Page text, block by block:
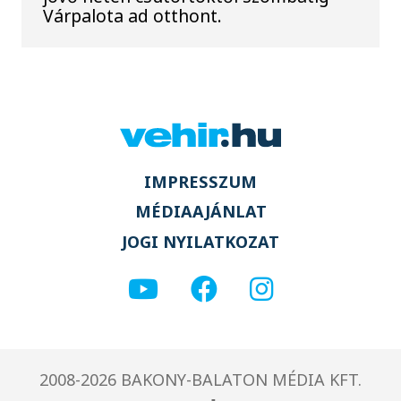
Várpalota ad otthont.
IMPRESSZUM
MÉDIAAJÁNLAT
JOGI NYILATKOZAT
2008-2026 BAKONY-BALATON MÉDIA KFT.